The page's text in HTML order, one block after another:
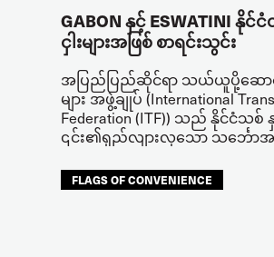
GABON နှင့် ESWATINI
ငှါးများအဖြစ် စာရင်းသွင်း
အပြည်ပြည်ဆိုင်ရာ သယ်ယူပို့ဆော
များ အဖွဲ့ချုပ် (International
Federation (ITF)) သည် နိုင်ငံသစ်
၎င်း၏ရှည်လျားလှသော သင်္ဘောအလံ
FLAGS OF CONVENIENCE